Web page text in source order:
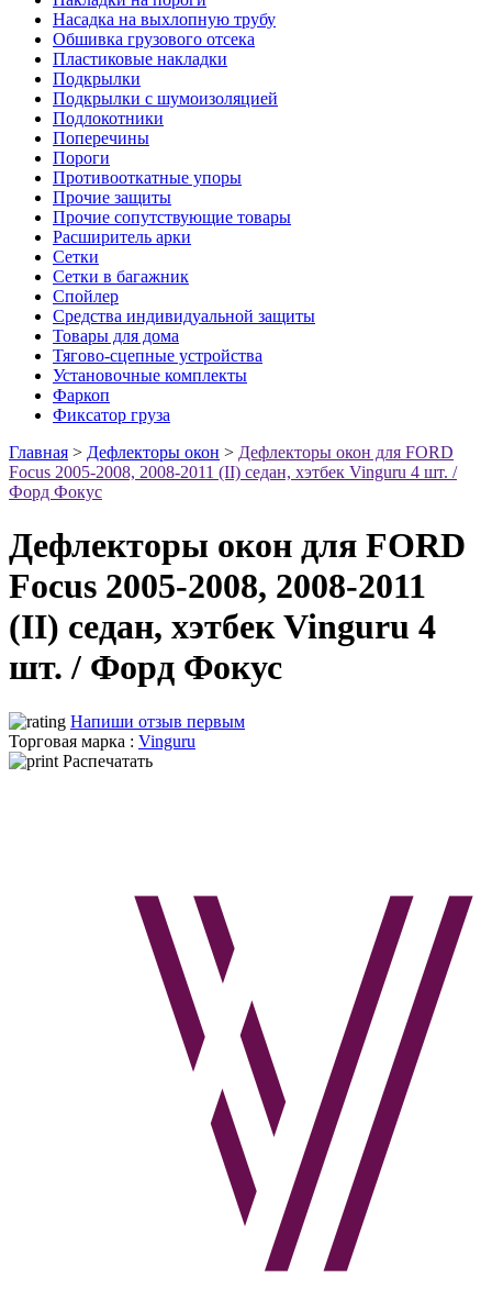
Насадка на выхлопную трубу
Обшивка грузового отсека
Пластиковые накладки
Подкрылки
Подкрылки с шумоизоляцией
Подлокотники
Поперечины
Пороги
Противооткатные упоры
Прочие защиты
Прочие сопутствующие товары
Расширитель арки
Сетки
Сетки в багажник
Спойлер
Средства индивидуальной защиты
Товары для дома
Тягово-сцепные устройства
Установочные комплекты
Фаркоп
Фиксатор груза
Главная > Дефлекторы окон > Дефлекторы окон для FORD
Focus 2005-2008, 2008-2011 (II) седан, хэтбек Vinguru 4 шт. /
Форд Фокус
Дефлекторы окон для FORD
Focus 2005-2008, 2008-2011
(II) седан, хэтбек Vinguru 4
шт. / Форд Фокус
Напиши отзыв первым
Торговая марка : Vinguru
Распечатать